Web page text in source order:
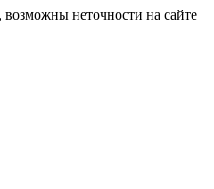
возможны неточности на сайте